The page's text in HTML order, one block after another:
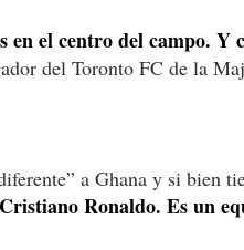
el centro del campo. Y
del Toronto FC de la
a Ghana y si bien
Ronaldo. Es un